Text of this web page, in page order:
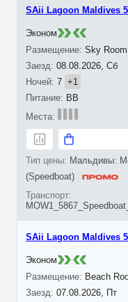
08.08.2026, Сб
7 +1
SAii Lagoon Maldives
Sky
BB
Мальдивы:
(Speedboat)
Эконом
07.08.2026, Пт
SAii Lagoon Maldives
Beach
Эконом